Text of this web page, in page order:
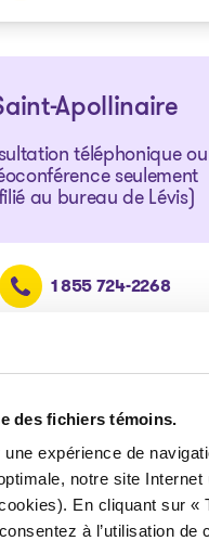
des fichiers témoins.
expérience de
notre site Internet
En cliquant sur «
à l’utilisation de
Apollinaire
téléphonique ou
seulement
au bureau de Lévis)
1 855 724-2268
Laurier-Station
téléphonique ou
seulement
au bureau de Lévis)